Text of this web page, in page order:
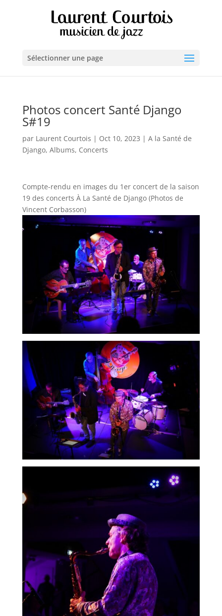
Sélectionner une page
Photos concert Santé Django
S#19
par Laurent Courtois | Oct 10, 2023 | A la Santé de
Django, Albums, Concerts
Compte-rendu en images du 1er concert de la saison
19 des concerts À La Santé de Django (Photos de
Vincent Corbasson)